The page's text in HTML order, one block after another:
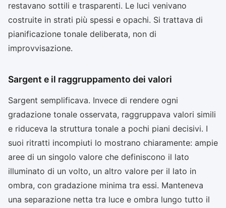
restavano sottili e trasparenti. Le luci venivano
costruite in strati più spessi e opachi. Si trattava di
pianificazione tonale deliberata, non di
improvvisazione.
Sargent e il raggruppamento dei valori
Sargent semplificava. Invece di rendere ogni
gradazione tonale osservata, raggruppava valori simili
e riduceva la struttura tonale a pochi piani decisivi. I
suoi ritratti incompiuti lo mostrano chiaramente: ampie
aree di un singolo valore che definiscono il lato
illuminato di un volto, un altro valore per il lato in
ombra, con gradazione minima tra essi. Manteneva
una separazione netta tra luce e ombra lungo tutto il